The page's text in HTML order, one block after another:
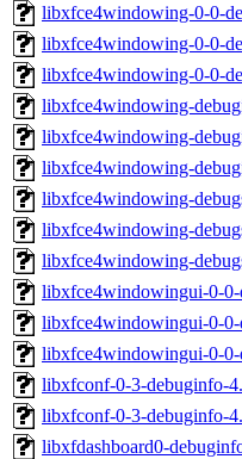
libxfce4windowing-0-0-
libxfce4windowing-0-0-
libxfce4windowing-0-0-
libxfce4windowing-
libxfce4windowing-
libxfce4windowing-
libxfce4windowing-
libxfce4windowing-
libxfce4windowing-
libxfce4windowingui-0-0-
libxfce4windowingui-0-0-
libxfce4windowingui-0-0-
libxfconf-0-3-debuginfo-
libxfconf-0-3-debuginfo-
libxfdashboard0-